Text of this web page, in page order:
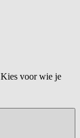
Kies voor wie je